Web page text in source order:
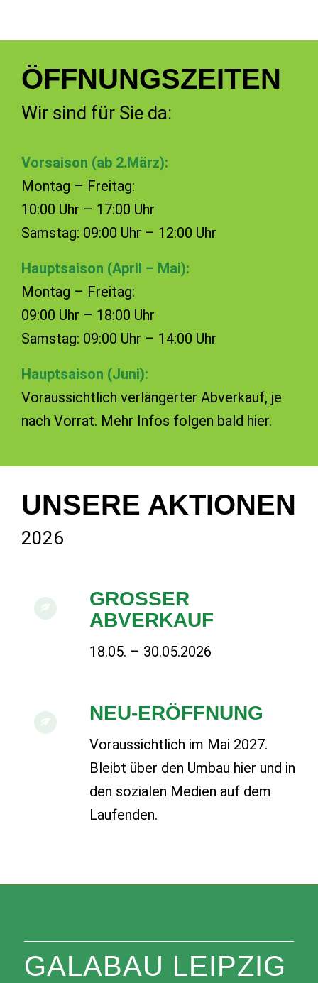
ÖFFNUNGSZEITEN
Wir sind für Sie da:
Vorsaison (ab 2.März):
Montag – Freitag:
10:00 Uhr – 17:00 Uhr
Samstag: 09:00 Uhr – 12:00 Uhr
Hauptsaison (April – Mai):
Montag – Freitag:
09:00 Uhr – 18:00 Uhr
Samstag: 09:00 Uhr – 14:00 Uhr
Hauptsaison (Juni):
Voraussichtlich verlängerter Abverkauf, je
nach Vorrat. Mehr Infos folgen bald hier.
UNSERE AKTIONEN
2026
GROSSER A
BVERKAUF
18.05. – 30.05.2026
NEU-ERÖFFNUNG
Voraussichtlich im Mai 2027.
Bleibt über den Umbau hier und in
den sozialen Medien auf dem
Laufenden.
GALABAU LEIPZIG